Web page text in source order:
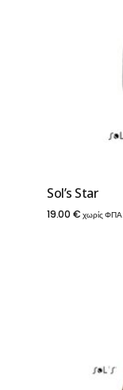
Sol’s Star
19.00 € χωρίς ΦΠΑ